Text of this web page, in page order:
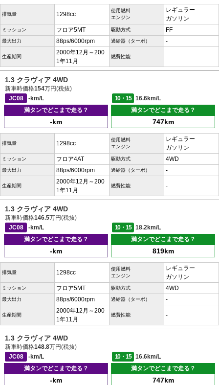
排気量 1298cc
使用燃料
エンジン
レギュラー
ガソリン
ミッション フロア5MT 駆動方式 FF
最大出力 88ps/6000rpm 過給器（ターボ） -
生産期間
2000年12月～200
1年11月
燃費性能 -
1.3 クラヴィア 4WD
新車時価格154万円(税抜)
JC08
-km/L 10・15
16.6km/L
満タンでどこまで走る？
-km
満タンでどこまで走る？
747km
排気量 1298cc
使用燃料
エンジン
レギュラー
ガソリン
ミッション フロア4AT 駆動方式 4WD
最大出力 88ps/6000rpm 過給器（ターボ） -
生産期間
2000年12月～200
1年11月
燃費性能 -
1.3 クラヴィア 4WD
新車時価格146.5万円(税抜)
JC08
-km/L 10・15
18.2km/L
満タンでどこまで走る？
-km
満タンでどこまで走る？
819km
排気量 1298cc
使用燃料
エンジン
レギュラー
ガソリン
ミッション フロア5MT 駆動方式 4WD
最大出力 88ps/6000rpm 過給器（ターボ） -
生産期間
2000年12月～200
1年11月
燃費性能 -
1.3 クラヴィア 4WD
新車時価格148.8万円(税抜)
JC08
-km/L 10・15
16.6km/L
満タンでどこまで走る？
-km
満タンでどこまで走る？
747km